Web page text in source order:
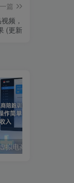
篇
频，
(更新